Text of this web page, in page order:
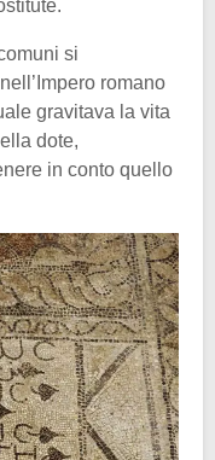
si
romano
gravitava la vita
dote,
in conto quello